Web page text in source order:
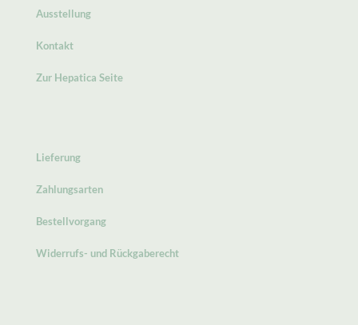
Ausstellung
Kontakt
Zur Hepatica Seite
Lieferung
Zahlungsarten
Bestellvorgang
Widerrufs- und Rückgaberecht